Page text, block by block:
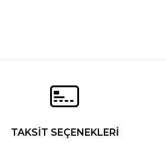
TAKSİT SEÇENEKLERİ